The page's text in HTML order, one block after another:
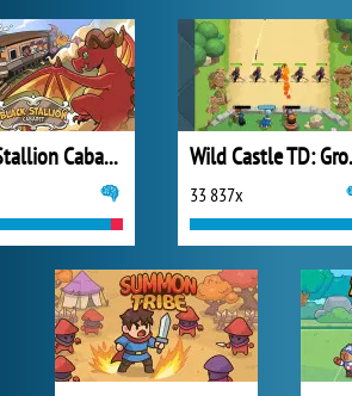
Black Stallion Cabaret Wild
33 837x